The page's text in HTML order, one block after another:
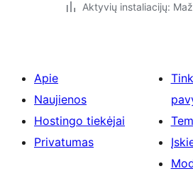
Aktyvių instaliacijų:
Apie
Naujienos
Hostingo tiekėjai
Privatumas